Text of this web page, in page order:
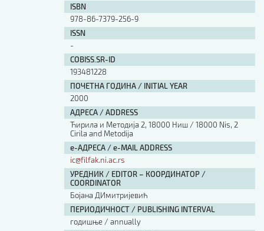
ISBN
978-86-7379-256-9
ISSN
-
COBISS.SR-ID
193481228
ПОЧЕТНА ГОДИНА / INITIAL YEAR
2000
АДРЕСА / ADDRESS
Ћирила и Методија 2, 18000 Ниш / 18000 Nis, 2
Cirila and Metodija
е-АДРЕСА / e-MAIL ADDRESS
ic@filfak.ni.ac.rs
УРЕДНИК / EDITOR – КООРДИНАТОР /
COORDINATOR
Бојана ДИмитријевић
ПЕРИОДИЧНОСТ / PUBLISHING INTERVAL
годишње / annually